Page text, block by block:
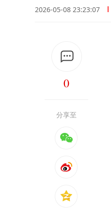
2026-05-08 23:23:07
0
分享至